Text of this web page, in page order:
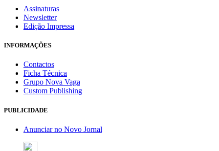
Assinaturas
Newsletter
Edição Impressa
INFORMAÇÕES
Contactos
Ficha Técnica
Grupo Nova Vaga
Custom Publishing
PUBLICIDADE
Anunciar no Novo Jornal